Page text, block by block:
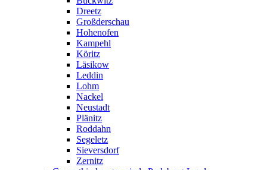
Dreetz
Großderschau
Hohenofen
Kampehl
Köritz
Läsikow
Leddin
Lohm
Nackel
Neustadt
Plänitz
Roddahn
Segeletz
Sieversdorf
Zernitz